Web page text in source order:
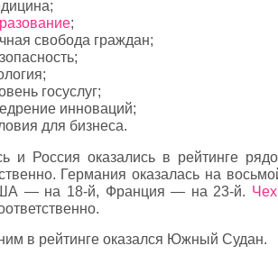
;
свобода граждан;
госуслуг;
инноваций;
для бизнеса.
и Россия оказались в рейтинге
Германия оказалась на
— на 18-й, Франция — на 23-й.
в рейтинге оказался Южный Судан.